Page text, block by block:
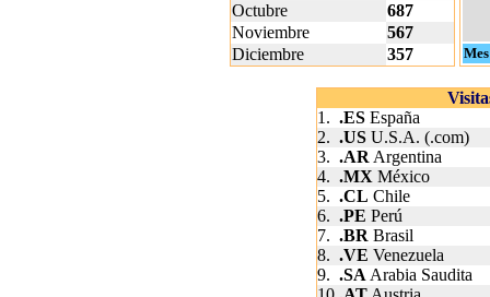
Octubre
687
Noviembre
567
Diciembre
357 Mes
1. .ES España
2. .US U.S.A. (.com)
3. .AR Argentina
4. .MX México
5. .CL Chile
6. .PE Perú
7. .BR Brasil
8. .VE Venezuela
9. .SA Arabia Saudita